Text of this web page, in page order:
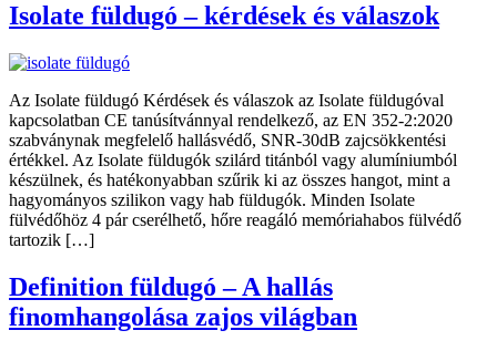
Isolate füldugó – kérdések és válaszok
Az Isolate füldugó Kérdések és válaszok az Isolate füldugóval
kapcsolatban CE tanúsítvánnyal rendelkező, az EN 352-2:2020
szabványnak megfelelő hallásvédő, SNR-30dB zajcsökkentési
értékkel. Az Isolate füldugók szilárd titánból vagy alumíniumból
készülnek, és hatékonyabban szűrik ki az összes hangot, mint a
hagyományos szilikon vagy hab füldugók. Minden Isolate
fülvédőhöz 4 pár cserélhető, hőre reagáló memóriahabos fülvédő
tartozik […]
Definition füldugó – A hallás
finomhangolása zajos világban